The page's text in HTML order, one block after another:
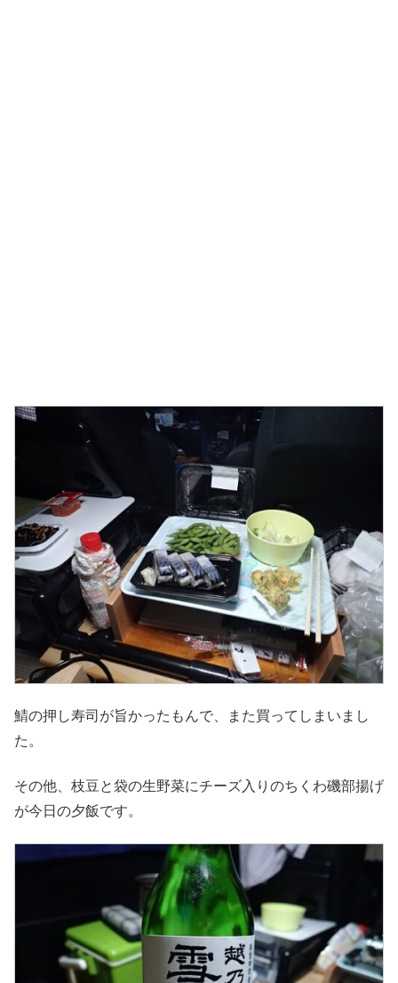
鯖の押し寿司が旨かったもんで、また買ってしまいまし
た。
その他、枝豆と袋の生野菜にチーズ入りのちくわ磯部揚げ
が今日の夕飯です。